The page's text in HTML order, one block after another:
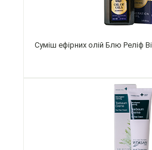
Суміш ефірних олій Блю Реліф